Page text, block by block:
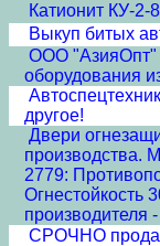
Катионит КУ-2-8
Выкуп битых
ООО "АзияОпт"
оборудования
другое!
Двери
производства.
2779:
Огнестойкость
СРОЧНО